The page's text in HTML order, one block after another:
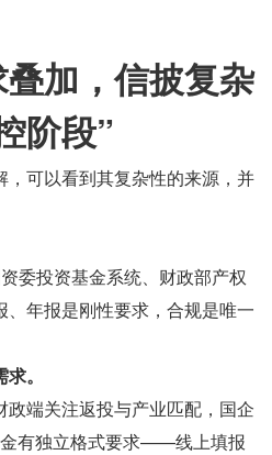
加，信披复杂
阶段”
可以看到其复杂性的来源，并
委投资基金系统、财政部产权
年报是刚性要求，合规是唯一
。
端关注返投与产业匹配，国企
有独立格式要求——线上填报